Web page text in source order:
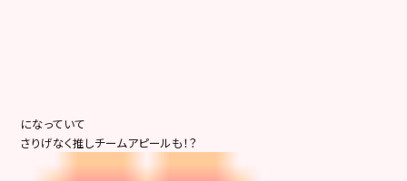
になっていて
さりげなく推しチームアピールも！？